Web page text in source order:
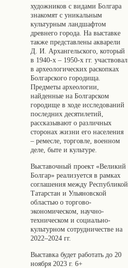
художников с видами Болгара
знакомят с уникальным
культурным ландшафтом
древнего города. На выставке
также представлены акварели
Д. И. Архангельского, который
в 1940-х – 1950-х гг. участвовал
в археологических раскопках
Болгарского городища.
Предметы археологии,
найденные на Болгарском
городище в ходе исследований
последних десятилетий,
рассказывают о различных
сторонах жизни его населения
– ремесле, торговле, военном
деле, быте и культуре.
Выставочный проект «Великий
Болгар» реализуется в рамках
соглашения между Республикой
Татарстан и Ульяновской
областью о торгово-
экономическом, научно-
техническом и социально-
культурном сотрудничестве на
2022–2024 гг.
Выставка будет работать до 20
ноября 2023 г. 6+